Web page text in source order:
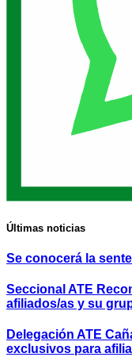
Últimas noticias
Se conocerá la
Seccional ATE
afiliados/as y su
Delegación ATE
exclusivos para